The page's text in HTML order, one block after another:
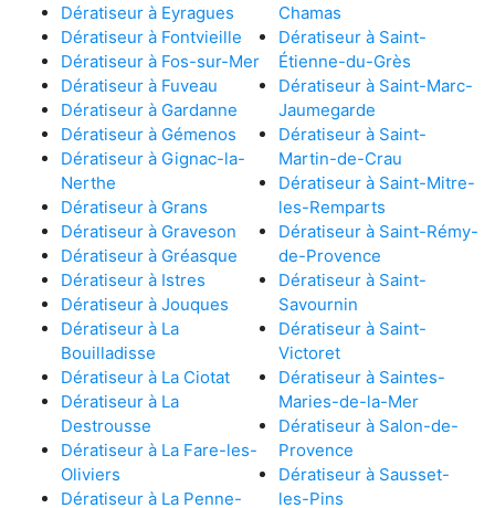
Dératiseur à Eyragues
Dératiseur à Fontvieille
Dératiseur à Fos-sur-Mer
Dératiseur à Fuveau
Dératiseur à Gardanne
Dératiseur à Gémenos
Dératiseur à Gignac-la-
Nerthe
Dératiseur à Grans
Dératiseur à Graveson
Dératiseur à Gréasque
Dératiseur à Istres
Dératiseur à Jouques
Dératiseur à La
Bouilladisse
Dératiseur à La Ciotat
Dératiseur à La
Destrousse
Dératiseur à La Fare-les-
Oliviers
Dératiseur à La Penne-
Chamas
Dératiseur à Saint-
Étienne-du-Grès
Dératiseur à Saint-Marc-
Jaumegarde
Dératiseur à Saint-
Martin-de-Crau
Dératiseur à Saint-Mitre-
les-Remparts
Dératiseur à Saint-Rémy-
de-Provence
Dératiseur à Saint-
Savournin
Dératiseur à Saint-
Victoret
Dératiseur à Saintes-
Maries-de-la-Mer
Dératiseur à Salon-de-
Provence
Dératiseur à Sausset-
les-Pins